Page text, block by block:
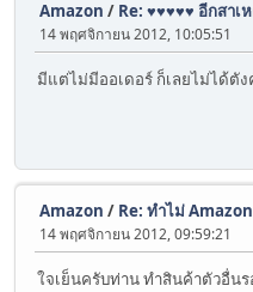
Amazon / Re: ♥♥♥♥♥ อีกสา
14 พฤศจิกายน 2012, 10:05:51
มีแต่ไม่มีออเดอร์ ก็เลยไม่ได้ตัง
Amazon / Re: ทำไม่
14 พฤศจิกายน 2012, 09:59:21
ใจเย็นครับท่าน ทำสินค้าตัวอื่น